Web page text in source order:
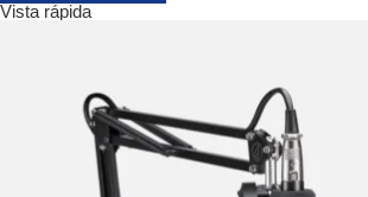
Vista rápida